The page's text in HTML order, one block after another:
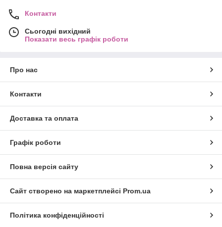
Контакти
Сьогодні вихідний
Показати весь графік роботи
Про нас
Контакти
Доставка та оплата
Графік роботи
Повна версія сайту
Сайт створено на маркетплейсі Prom.ua
Політика конфіденційності